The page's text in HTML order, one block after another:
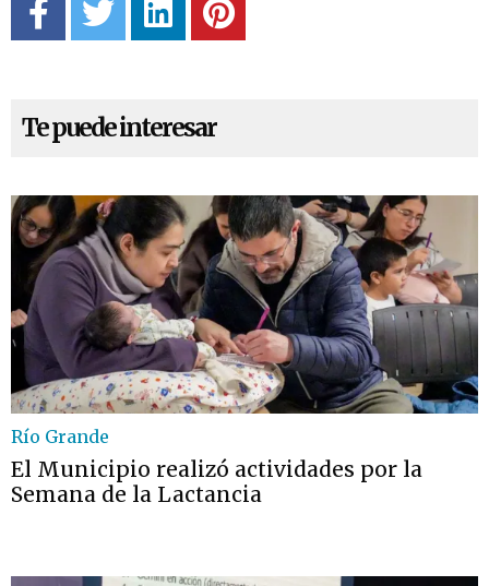
Te puede interesar
Río Grande
El Municipio realizó actividades por la
Semana de la Lactancia